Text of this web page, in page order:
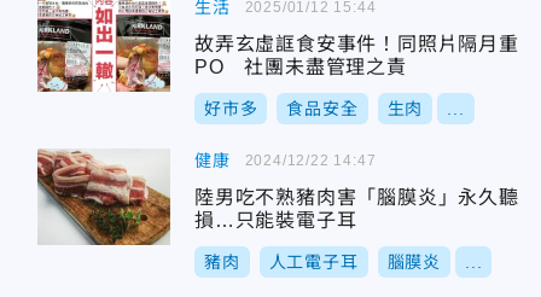
生活
故弄玄虛誆食安事件！同照片隔月重
PO 社團未盡管理之責
好市多 食品安全 生肉
2025/01/12 15:44
健康
陸男吃不熟豬肉害「腦膜炎」永久聽
損…只能裝電子耳
豬肉 人工電子耳 腦膜炎
2024/12/22 14:47